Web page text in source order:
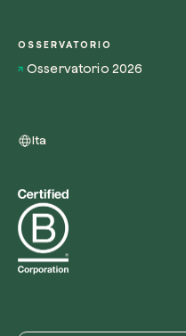
OSSERVATORIO
Osservatorio 2026
Ita